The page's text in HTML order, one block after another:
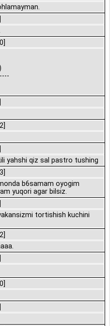
yahshi qiz sal pastro tushing
b6samam oyogim
yuqori agar bilsiz.
tortishish kuchini